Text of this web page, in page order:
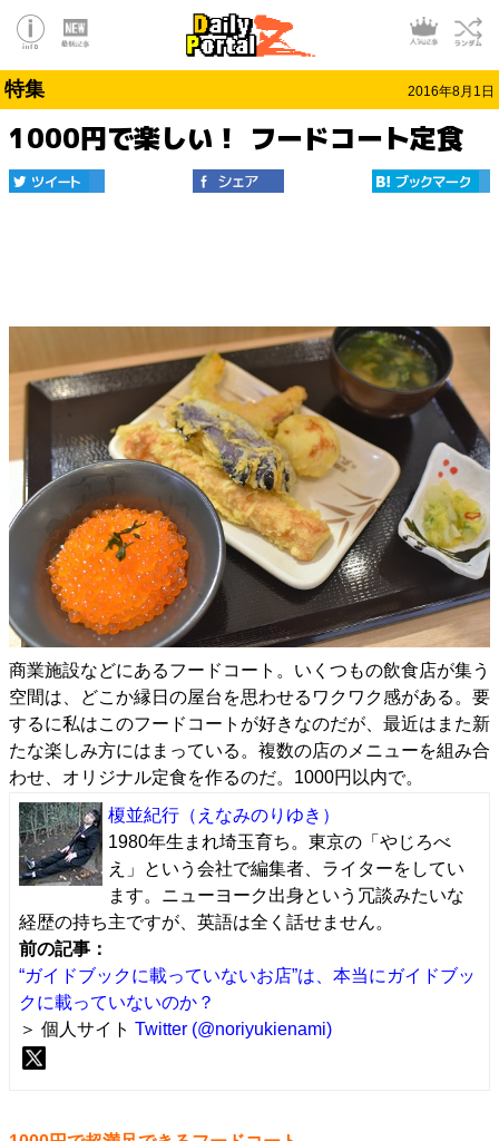
特集 2016年8月1日
1000円で楽しい！ フードコート定食
商業施設などにあるフードコート。いくつもの飲食店が集う
空間は、どこか縁日の屋台を思わせるワクワク感がある。要
するに私はこのフードコートが好きなのだが、最近はまた新
たな楽しみ方にはまっている。複数の店のメニューを組み合
わせ、オリジナル定食を作るのだ。1000円以内で。
榎並紀行 （えなみのりゆき）
1980年生まれ埼玉育ち。東京の「やじろべ
え」という会社で編集者、ライターをしてい
ます。ニューヨーク出身という冗談みたいな
経歴の持ち主ですが、英語は全く話せません。
前の記事：
“ガイドブックに載っていないお店”は、本当にガイドブッ
クに載っていないのか？
＞ 個人サイト Twitter (@noriyukienami)